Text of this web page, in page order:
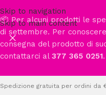
Skip to navigation
Skip to main content
📦 Per alcuni prodotti le
di settembre. Per
consegna del prodotto di
contattarci al 377 365 0251.
Spedizione gratuita per ordini da